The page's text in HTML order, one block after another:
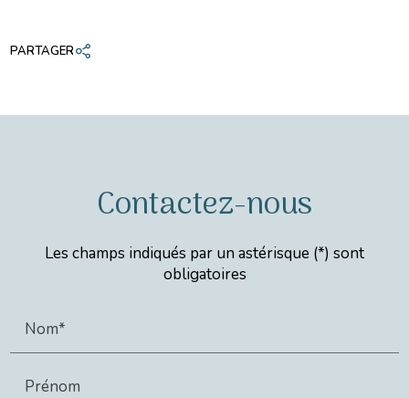
PARTAGER
Contactez-nous
Les champs indiqués par un astérisque (*) sont
obligatoires
Nom*
Prénom